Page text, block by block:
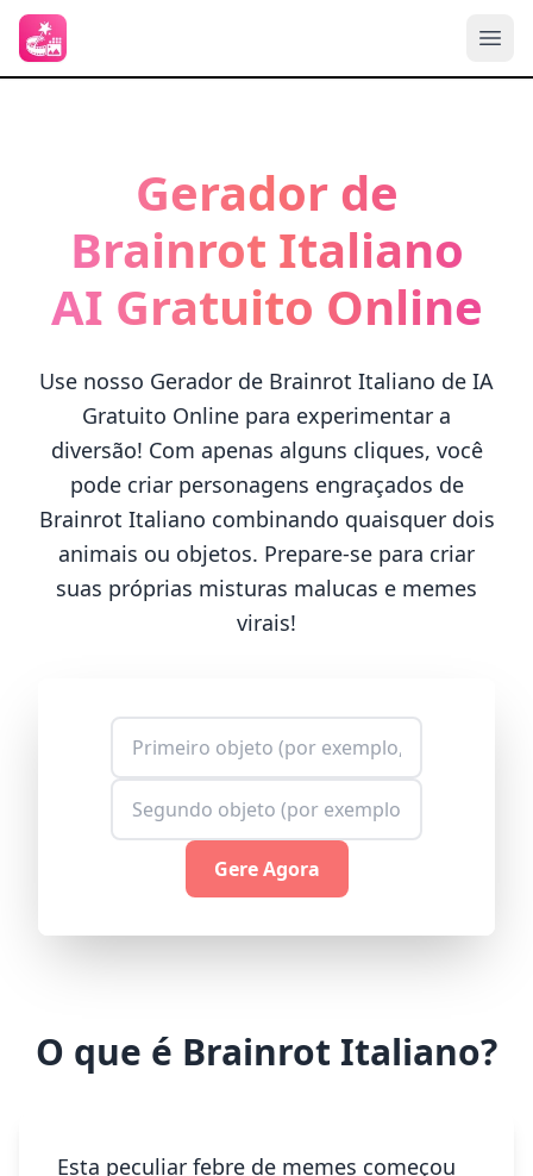
Gerador de
Brainrot Italiano
AI Gratuito Online
Use nosso Gerador de Brainrot Italiano de IA
Gratuito Online para experimentar a
diversão! Com apenas alguns cliques, você
pode criar personagens engraçados de
Brainrot Italiano combinando quaisquer dois
animais ou objetos. Prepare-se para criar
suas próprias misturas malucas e memes
virais!
Gere Agora
O que é Brainrot Italiano?
Esta peculiar febre de memes começou